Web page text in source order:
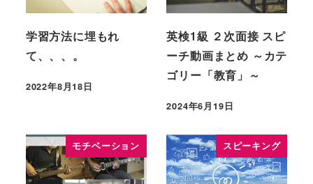
学習方法に埋もれ
て、、、。
2022年8月18日
英検1級 ２次面接 スピ
ーチ動画まとめ ～カテ
ゴリー「教育」～
2024年6月19日
モチベーション スピーキング